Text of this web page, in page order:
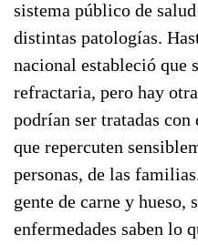
sistema público de
distintas patologías.
nacional estableció que
refractaria, pero hay
podrían ser tratadas
que repercuten
personas, de las
gente de carne y hueso,
enfermedades saben lo